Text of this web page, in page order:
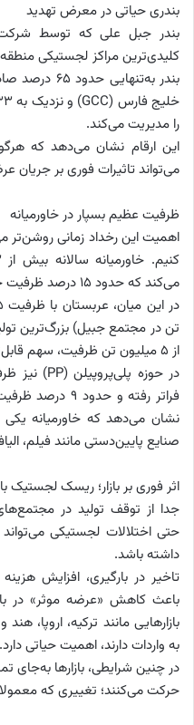
بندری حیاتی در معرض تهدید
کلیدی‌ترین مراکز لجستیکی
بندر
را مدیریت می‌کند.
این ارقام نشان می‌دهد که
می‌تواند تاثیرات فوری بر جریان
ظرفیت عظیم بسپار در خاورمیانه
اهمیت این رخداد زمانی روشن‌تر
می‌کند که حدود 15 درصد ظرفیت جهانی را شامل می‌شود.
تن در مجتمع جبیل) بزرگ‌ترین
از 5 میلیون تن ظرفیت، سهم قابل‌توجهی در بازار دارد.
فراتر رفته و
نشان می‌دهد که خاورمیانه یکی
صنایع پایین‌دستی مانند فیلم،
اثر فوری بر بازار؛ ریسک لجستیک
جدا از توقف تولید در
حتی اختلالات لجستیکی
داشته باشد.
تاخیر در بارگیری، افزایش
باعث کاهش «عرضه موثر» در
بازارهایی مانند ترکیه، اروپا،
به واردات دارند، اهمیت حیاتی دارد.
در چنین شرایطی، بازارها به‌جای
حرکت می‌کنند؛ تغییری که